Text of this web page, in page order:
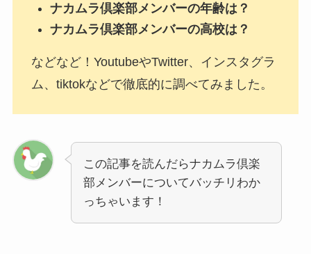
ナカムラ倶楽部メンバーの年齢は？
ナカムラ倶楽部メンバーの高校は？
などなど！YoutubeやTwitter、インスタグラ
ム、tiktokなどで徹底的に調べてみました。
この記事を読んだらナカムラ倶楽
部メンバーについてバッチリわか
っちゃいます！